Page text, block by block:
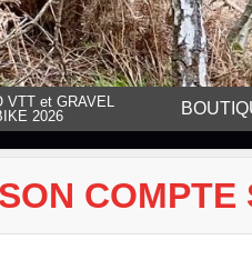
VTT et GRAVEL
2026